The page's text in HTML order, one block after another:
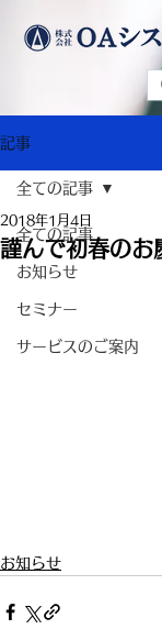
記事
全ての記事
お知らせ
セミナー
サービスのご案内
全ての記事
謹んで初春のお
2018年1月4日
お知らせ